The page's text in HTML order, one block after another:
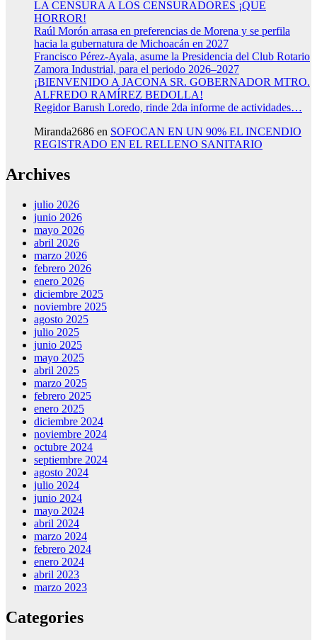
LA CENSURA A LOS CENSURADORES ¡QUE
HORROR!
Raúl Morón arrasa en preferencias de Morena y se perfila
hacia la gubernatura de Michoacán en 2027
Francisco Pérez-Ayala, asume la Presidencia del Club Rotario
Zamora Industrial, para el periodo 2026–2027
¡BIENVENIDO A JACONA SR. GOBERNADOR MTRO.
ALFREDO RAMÍREZ BEDOLLA!
Regidor Barush Loredo, rinde 2da informe de actividades…
Miranda2686 en SOFOCAN EN UN 90% EL INCENDIO
REGISTRADO EN EL RELLENO SANITARIO
Archives
julio 2026
junio 2026
mayo 2026
abril 2026
marzo 2026
febrero 2026
enero 2026
diciembre 2025
noviembre 2025
agosto 2025
julio 2025
junio 2025
mayo 2025
abril 2025
marzo 2025
febrero 2025
enero 2025
diciembre 2024
noviembre 2024
octubre 2024
septiembre 2024
agosto 2024
julio 2024
junio 2024
mayo 2024
abril 2024
marzo 2024
febrero 2024
enero 2024
abril 2023
marzo 2023
Categories